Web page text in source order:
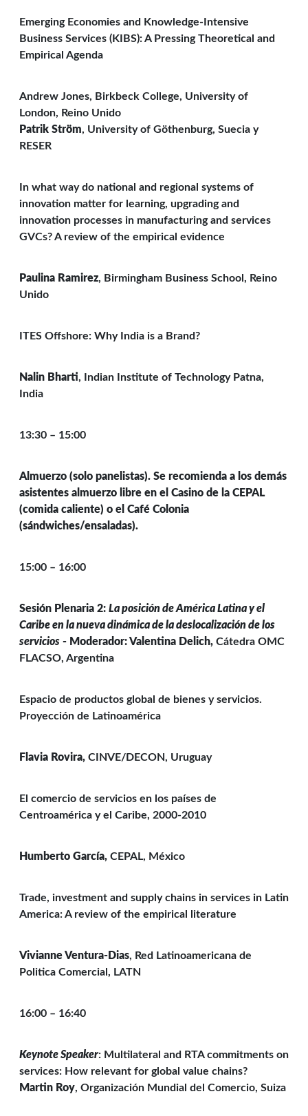
Emerging Economies and Knowledge-Intensive
Business Services (KIBS): A Pressing Theoretical and
Empirical Agenda
Andrew Jones, Birkbeck College, University of
London, Reino Unido
Patrik Ström, University of Göthenburg, Suecia y
RESER
In what way do national and regional systems of
innovation matter for learning, upgrading and
innovation processes in manufacturing and services
GVCs? A review of the empirical evidence
Paulina Ramirez, Birmingham Business School, Reino
Unido
ITES Offshore: Why India is a Brand?
Nalin Bharti, Indian Institute of Technology Patna,
India
13:30 – 15:00
Almuerzo (solo panelistas). Se recomienda a los demás
asistentes almuerzo libre en el Casino de la CEPAL
(comida caliente) o el Café Colonia
(sándwiches/ensaladas).
15:00 – 16:00
Sesión Plenaria 2: La posición de América Latina y el
Caribe en la nueva dinámica de la deslocalización de los
servicios - Moderador: Valentina Delich, Cátedra OMC
FLACSO, Argentina
Espacio de productos global de bienes y servicios.
Proyección de Latinoamérica
Flavia Rovira, CINVE/DECON, Uruguay
El comercio de servicios en los países de
Centroamérica y el Caribe, 2000-2010
Humberto García, CEPAL, México
Trade, investment and supply chains in services in Latin
America: A review of the empirical literature
Vivianne Ventura-Dias, Red Latinoamericana de
Politica Comercial, LATN
16:00 – 16:40
Keynote Speaker: Multilateral and RTA commitments on
services: How relevant for global value chains?
Martin Roy, Organización Mundial del Comercio, Suiza